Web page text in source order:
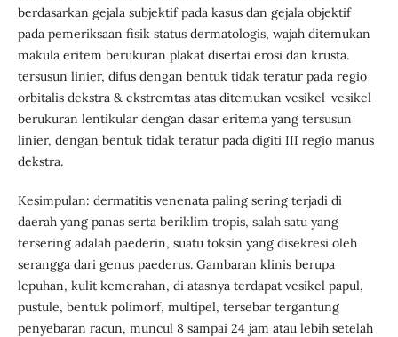
berdasarkan gejala subjektif pada kasus dan gejala objektif
pada pemeriksaan fisik status dermatologis, wajah ditemukan
makula eritem berukuran plakat disertai erosi dan krusta.
tersusun linier, difus dengan bentuk tidak teratur pada regio
orbitalis dekstra & ekstremtas atas ditemukan vesikel-vesikel
berukuran lentikular dengan dasar eritema yang tersusun
linier, dengan bentuk tidak teratur pada digiti III regio manus
dekstra.
Kesimpulan: dermatitis venenata paling sering terjadi di
daerah yang panas serta beriklim tropis, salah satu yang
tersering adalah paederin, suatu toksin yang disekresi oleh
serangga dari genus paederus. Gambaran klinis berupa
lepuhan, kulit kemerahan, di atasnya terdapat vesikel papul,
pustule, bentuk polimorf, multipel, tersebar tergantung
penyebaran racun, muncul 8 sampai 24 jam atau lebih setelah